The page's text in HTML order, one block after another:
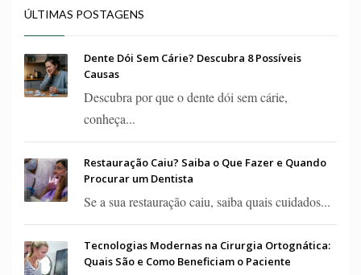
ÚLTIMAS POSTAGENS
Dente Dói Sem Cárie? Descubra 8 Possíveis
Causas
Descubra por que o dente dói sem cárie,
conheça...
Restauração Caiu? Saiba o Que Fazer e Quando
Procurar um Dentista
Se a sua restauração caiu, saiba quais cuidados...
Tecnologias Modernas na Cirurgia Ortognática:
Quais São e Como Beneficiam o Paciente